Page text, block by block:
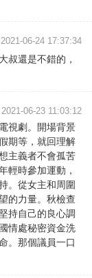
2021-06-24 17:37:34
叔還是不錯的，
2021-06-23 11:03:12
視劇。開場背景
期等，就回理解
主義者不會孤苦
輕時參加運動，
。從女主和周圍
的力量。秋檢查
持自己的良心調
情處秘密資金洗
。那個議員一口